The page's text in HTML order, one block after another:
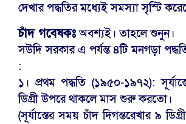
দেখার পদ্ধতির মধ্যেই সমস্যা সৃস্টি
চাঁদ গবেষকঃঅবশ্যই। তাহলে শুনুন।
সউদি সরকার এ পর্যন্ত ৪টি মনগড়া
:
১। প্রথম পদ্ধতি (১৯৫০-১৯৭২):
ডিগ্রী উপরে থাকলে মাস শুরু করতো।
(সূর্যাস্তের সময় চাঁদ দিগন্তরেখার ৯